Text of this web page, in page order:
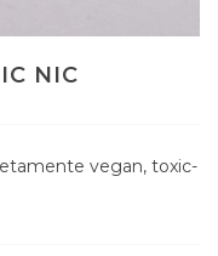
NIC
vegan, toxic-